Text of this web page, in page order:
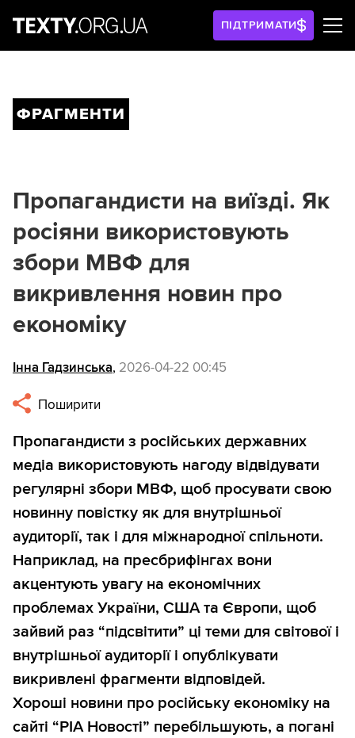
ПІДТРИМАТИ
ФРАГМЕНТИ
Пропагандисти на виїзді. Як
росіяни використовують
збори МВФ для
викривлення новин про
економіку
Інна Гадзинська, 2026-04-22 00:45
Поширити
Пропагандисти з російських державних
медіа використовують нагоду відвідувати
регулярні збори МВФ, щоб просувати свою
новинну повістку як для внутрішньої
аудиторії, так і для міжнародної спільноти.
Наприклад, на пресбрифінгах вони
акцентують увагу на економічних
проблемах України, США та Європи, щоб
зайвий раз “підсвітити” ці теми для світової і
внутрішньої аудиторії і опублікувати
викривлені фрагменти відповідей.
Хороші новини про російську економіку на
сайті “РІА Новості” перебільшують, а погані